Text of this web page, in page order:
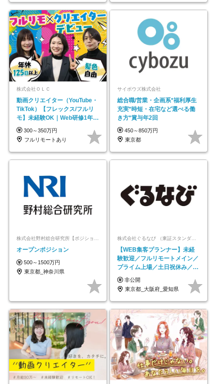
株式会社ＯＬＣ
動画クリエイター（YouTube・
TikTok）【フレックス/フルリ
モ】未経験OK｜Web研修1年間
｜副業OK
300～350万円
フルリモートあり
サイボウズ株式会社
総合職/営業・企画系*福利厚生
充実*時短・在宅など選べる働
き方*賞与年2回
450～850万円
東京都
オープンポジション
500～1500万円
東京都_神奈川県
株式会社ぐるなび （東証スタンダード上場）
【WEB集客プランナー】未経
験歓迎／フルリモートメイン／
プライム上場／土日祝休み／東
京・大阪・名古屋
非公開
東京都_大阪府_愛知県